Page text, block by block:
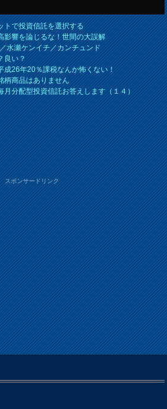
トで投資信託を選択する
影響を論じるな！世間の大誤解
水瀬ケンイチ／カンチュンド
良い？
成26年20％課税なんか怖くない！
柄商品はありません
月分配型投資信託お答えします（１４）
スポンサードリンク